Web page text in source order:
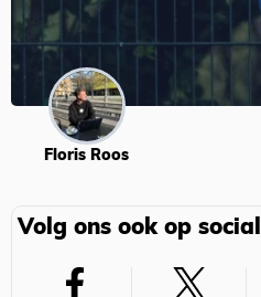
Floris Roos
Volg ons ook op social